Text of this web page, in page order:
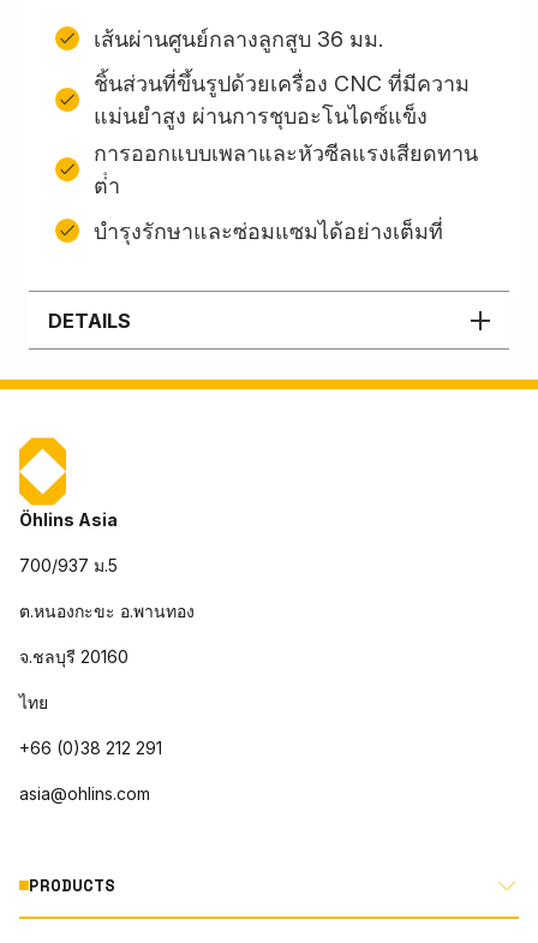
เส้นผ่านศูนย์กลางลูกสูบ 36 มม.
ชิ้นส่วนที่ขึ้นรูปด้วยเครื่อง CNC ที่มีความ
แม่นยำสูง ผ่านการชุบอะโนไดซ์แข็ง
การออกแบบเพลาและหัวซีลแรงเสียดทาน
ต่ํา
บํารุงรักษาและซ่อมแซมได้อย่างเต็มที่
DETAILS
Öhlins Asia
700/937 ม.5
ต.หนองกะขะ อ.พานทอง
จ.ชลบุรี 20160
ไทย
+66 (0)38 212 291
asia@ohlins.com
PRODUCTS